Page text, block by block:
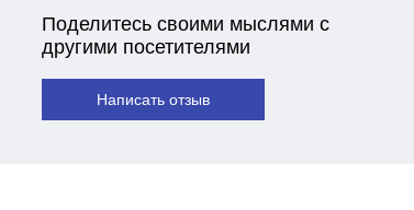
Поделитесь своими мыслями с
другими посетителями
Написать отзыв